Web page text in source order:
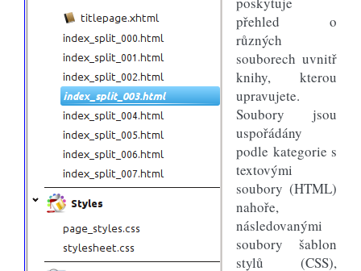
přehled o
různých
souborech uvnitř
knihy, kterou
upravujete.
Soubory jsou
uspořádány
podle kategorie s
textovými
soubory (HTML)
nahoře,
následovanými
soubory šablon
stylů (CSS),